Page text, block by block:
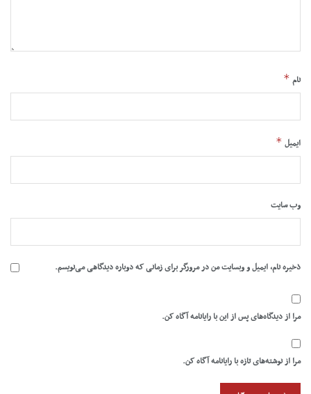
نام *
ایمیل *
وب‌ سایت
ذخیره نام، ایمیل و وبسایت من در مرورگر برای زمانی که دوباره دیدگاهی می‌نویسم.
مرا از دیدگاه‌های پس از این با رایانامه آگاه کن.
مرا از نوشته‌های تازه با رایانامه آگاه کن.